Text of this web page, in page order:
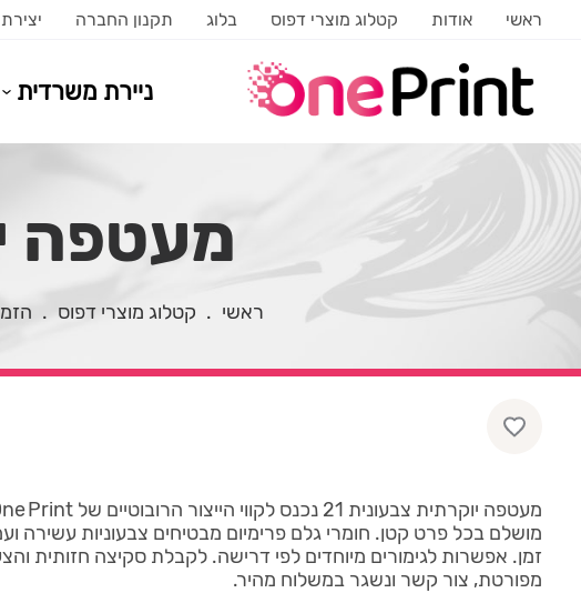
ראשי אודות קטלוג מוצרי דפוס בלוג תקנון החברה
ניירת משרדית
מעטפה
ראשי . קטלוג מוצרי דפוס .
מושלם בכל פרט קטן. חומרי גלם פרימיום מבטיחים צבעוניות עשירה
זמן. אפשרות לגימורים מיוחדים לפי דרישה. לקבלת סקיצה חזותית
מפורטת, צור קשר ונשגר במשלוח מהיר.